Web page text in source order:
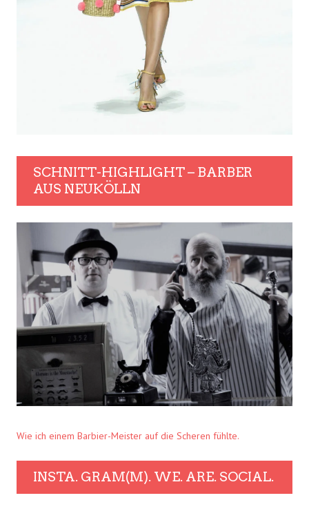
SCHNITT-HIGHLIGHT – BARBER
AUS NEUKÖLLN
Wie ich einem Barbier-Meister auf die Scheren fühlte.
INSTA. GRAM(M). WE. ARE. SOCIAL.